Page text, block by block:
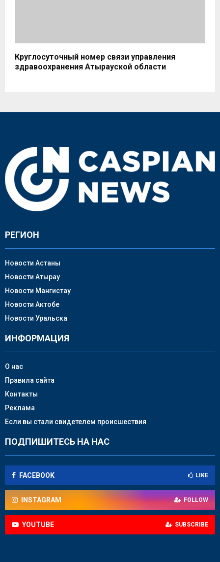
Круглосуточный номер связи управления
здравоохранения Атырауской области
РЕГИОН
Новости Астаны
Новости Атырау
Новости Мангистау
Новости Актобе
Новости Уральска
ИНФОРМАЦИЯ
О нас
Правила сайта
Контакты
Реклама
Если вы стали свидетелем происшествия
ПОДПИШИТЕСЬ НА НАС
FACEBOOK LIKE
INSTAGRAM FOLLOW
YOUTUBE SUBSCRIBE